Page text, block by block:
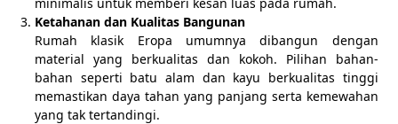
Ketahanan dan Kualitas Bangunan
Rumah klasik Eropa umumnya dibangun dengan
material yang berkualitas dan kokoh. Pilihan bahan-
bahan seperti batu alam dan kayu berkualitas tinggi
memastikan daya tahan yang panjang serta kemewahan
yang tak tertandingi.